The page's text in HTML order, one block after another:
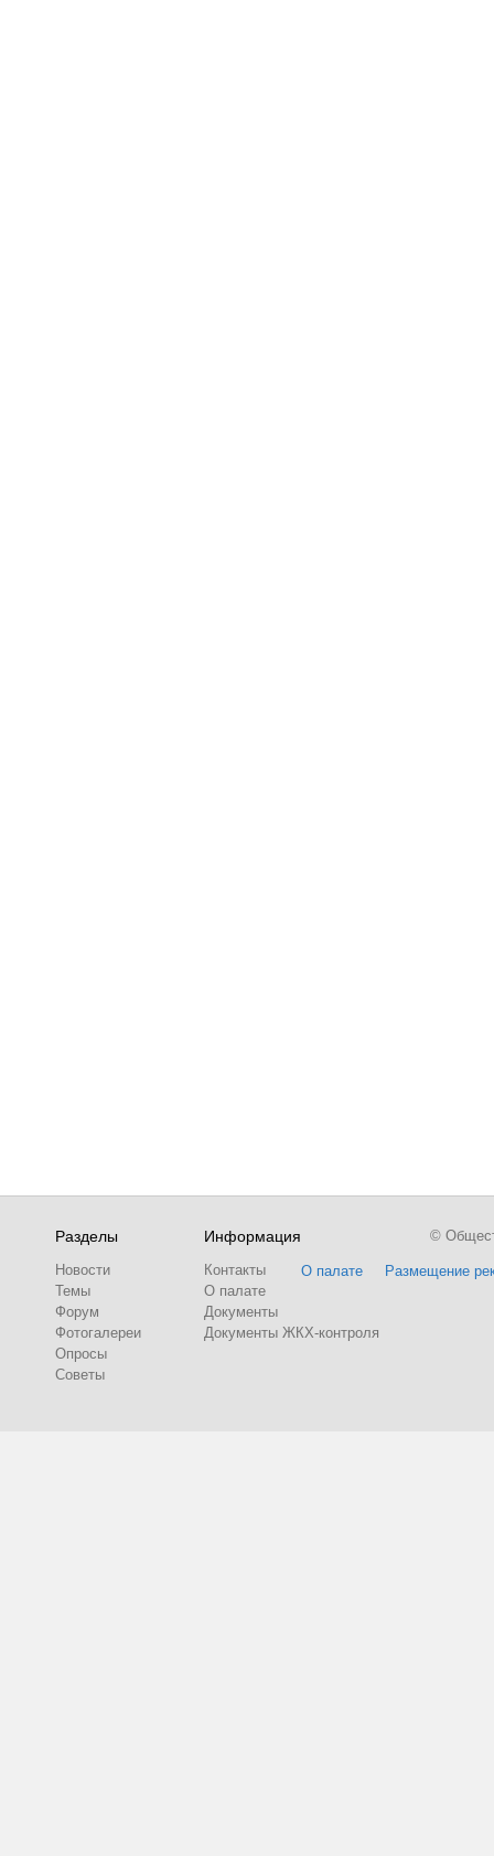
Разделы
Новости
Темы
Форум
Фотогалереи
Опросы
Советы
Информация
Контакты
О палате
Документы
Документы ЖКХ-контроля
О палате Размещение
©